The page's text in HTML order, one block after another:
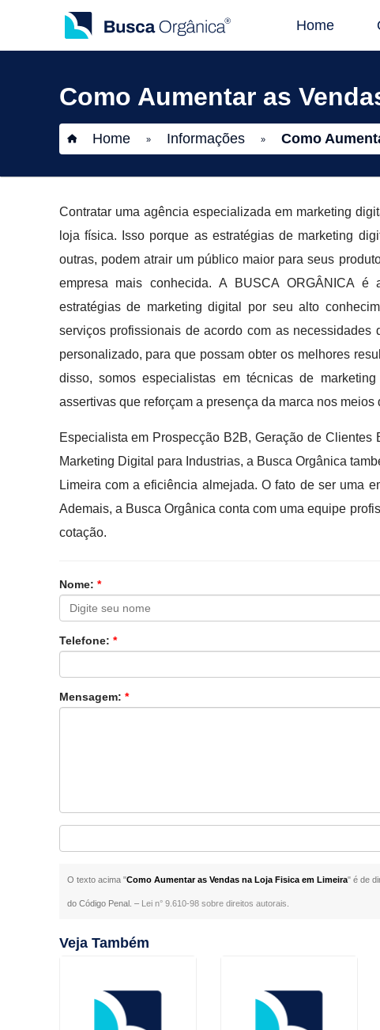
Home
Como Aumentar as
Home » Informações » Como
Contratar uma agência especializada em marketing
loja física. Isso porque as estratégias de marketing
outras, podem atrair um público maior para seus
empresa mais conhecida. A BUSCA ORGÂNICA
estratégias de marketing digital por seu alto
serviços profissionais de acordo com as
personalizado, para que possam obter os melhores
disso, somos especialistas em técnicas de
assertivas que reforçam a presença da marca nos meios
Especialista em Prospecção B2B, Geração de
Marketing Digital para Industrias, a Busca Orgânica
Limeira com a eficiência almejada. O fato de ser uma
Ademais, a Busca Orgânica conta com uma equipe
cotação.
Nome: *
Telefone: *
Mensagem: *
O texto acima "Como Aumentar as Vendas na Loja Fisica em Limeira" é de
do Código Penal. – Lei n° 9.610-98 sobre direitos autorais
Veja Também